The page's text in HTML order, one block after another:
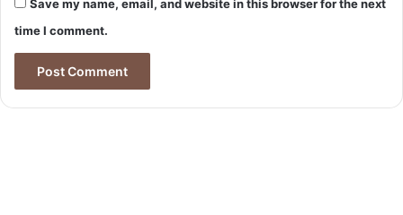
Save my name, email, and website in this browser for the next
time I comment.